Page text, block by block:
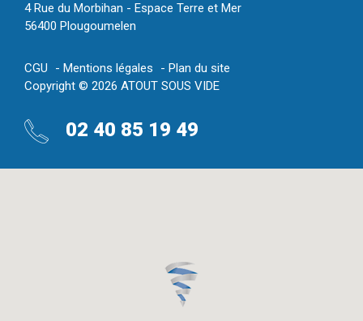
4 Rue du Morbihan - Espace Terre et Mer
56400 Plougoumelen
CGU Mentions légales
Plan du site
Copyright © 2026 ATOUT SOUS VIDE
02 40 85 19 49